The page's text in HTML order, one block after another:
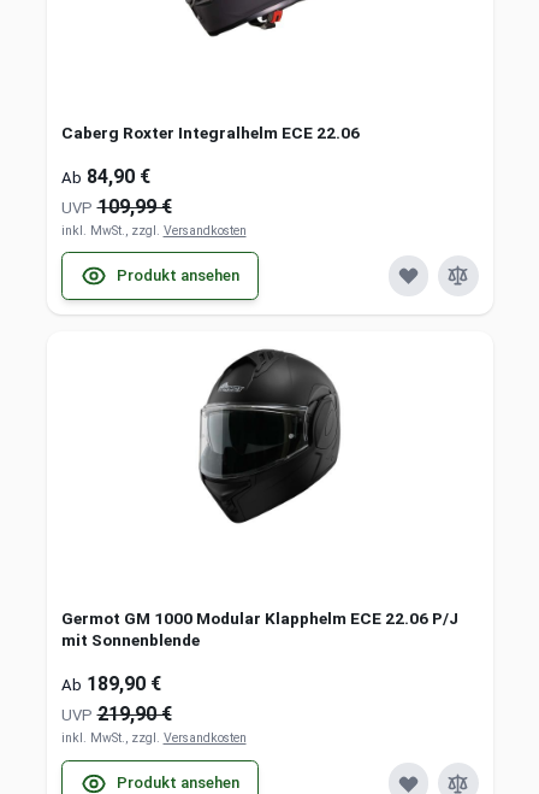
Caberg Roxter Integralhelm ECE 22.06
Ab 84,90 €
UVP 109,99 €
inkl. MwSt., zzgl. Versandkosten
Produkt ansehen
Germot GM 1000 Modular Klapphelm ECE 22.06 P/J
mit Sonnenblende
Ab 189,90 €
UVP 219,90 €
inkl. MwSt., zzgl. Versandkosten
Produkt ansehen